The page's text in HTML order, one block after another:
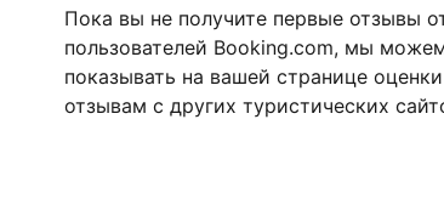
Пока вы не получите первые отзывы
пользователей Booking.com, мы
показывать на вашей странице
отзывам с других туристических